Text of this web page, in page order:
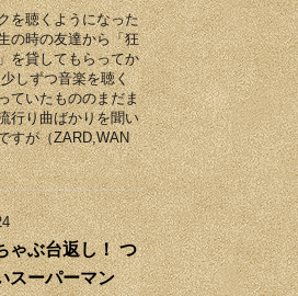
を聴くようになった
の時の友達から「狂
を貸してもらってか
しずつ音楽を聴く
ていたもののまだま
行り曲ばかりを聞い
すが（ZARD,WAN
ゃぶ台返し！ つ
スーパーマン